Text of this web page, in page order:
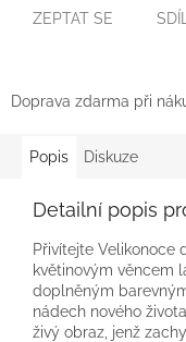
ZEPTAT SE
Doprava zdarma při
Popis Diskuze
Detailní popis
Přivítejte Velikonoce
květinovým věncem
doplněným
nádech nového
živý obraz, jenž